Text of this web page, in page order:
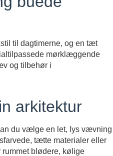
til dagtimerne, og en tæt
mørklæggende
og tilbehør i
arkitektur
du vælge en let, lys vævning
tætte materialer eller
rummet blødere, kølige